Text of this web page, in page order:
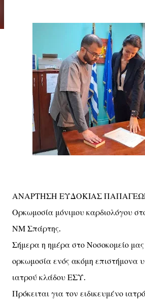
ΑΝΑΡΤΗΣΗ ΕΥΔΟΚΙΑΣ
Ορκωμοσία μόνιμου καρδιολόγου
ΝΜ Σπάρτης.
Σήμερα η ημέρα στο Νοσοκομείο μας
ορκωμοσία ενός ακόμη επιστήμονα
ιατρού κλάδου ΕΣΥ.
Πρόκειται για τον ειδικευμένο